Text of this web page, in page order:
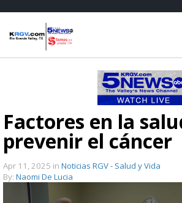
Factores en la
prevenir el cáncer
Apr 11, 2025 in Noticias RGV - Salud y Vida
By: Naomi De Lucia